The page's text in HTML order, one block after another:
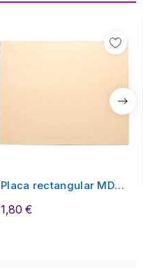
Placa rectangular MDF
1,80 €